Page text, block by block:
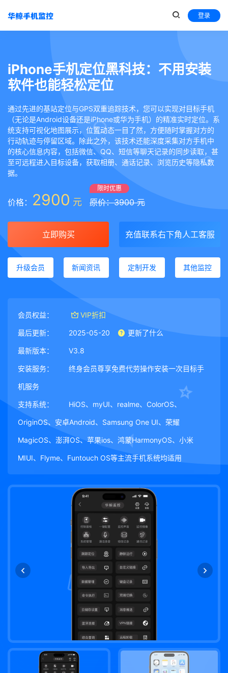
登录
iPhone手机定位黑科技：不用安装
软件也能轻松定位
通过先进的基站定位与GPS双重追踪技术，您可以实现对目标手机
（无论是Android设备还是iPhone或华为手机）的精准实时定位。系
统支持可视化地图展示，位置动态一目了然，方便随时掌握对方的
行动轨迹与停留区域。除此之外，该技术还能深度采集对方手机中
的核心信息内容，包括微信、QQ、短信等聊天记录的同步读取，甚
至可远程进入目标设备，获取相册、通话记录、浏览历史等隐私数
据。
价格： 2900 元
限时优惠
原价：3900 元
立即购买 充值联系右下角人工客服
升级会员 新闻资讯 定制开发 其他监控
会员权益： VIP折扣
最后更新： 2025-05-20 更新了什么
最新版本： V3.8
安装服务： 终身会员尊享免费代劳操作安装一次目标手
机服务
支持系统： HiOS、myUI、realme、ColorOS、
OriginOS、安卓Android、Samsung One UI、荣耀
MagicOS、澎湃OS、苹果ios、鸿蒙HarmonyOS、小米
MIUI、Flyme、Funtouch OS等主流手机系统均适用